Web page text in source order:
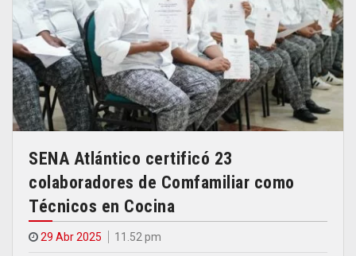
SENA Atlántico certificó 23
colaboradores de Comfamiliar como
Técnicos en Cocina
29 Abr 2025 11.52 pm